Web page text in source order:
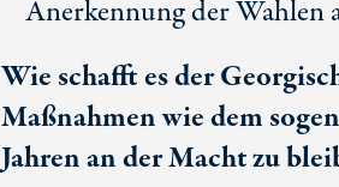
Anerkennung der Wahlen
Wie schafft es der
Maßnahmen wie dem
Jahren an der Macht zu